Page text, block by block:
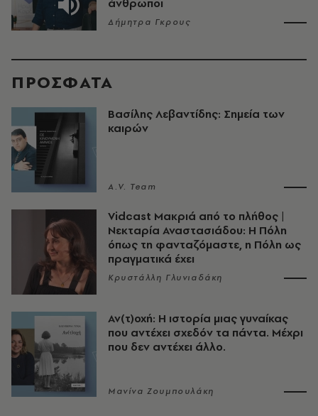
άνθρωποι
Δήμητρα Γκρους
ΠΡΟΣΦΑΤΑ
Βασίλης Λεβαντίδης: Σημεία των
καιρών
A.V. Team
Vidcast Μακριά από το πλήθος |
Νεκταρία Αναστασιάδου: Η Πόλη
όπως τη φανταζόμαστε, η Πόλη ως
πραγματικά έχει
Κρυστάλλη Γλυνιαδάκη
Αν(τ)οχή: Η ιστορία μιας γυναίκας
που αντέχει σχεδόν τα πάντα. Μέχρι
που δεν αντέχει άλλο.
Μανίνα Ζουμπουλάκη